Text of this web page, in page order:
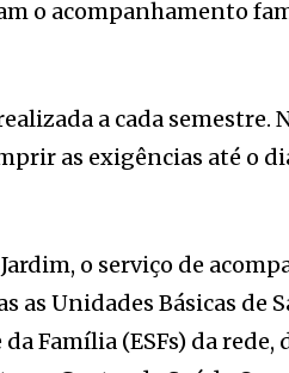
o acompanhamento
a cada semestre.
as exigências até o
o serviço de
as Unidades Básicas de
Família (ESFs) da rede,